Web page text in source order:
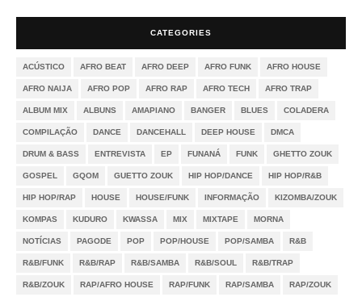
CATEGORIES
ACÚSTICO AFRO BEAT AFRO DEEP AFRO FUNK AFRO HOUSE
AFRO NAIJA AFRO POP AFRO RAP AFRO TECH AFRO TRAP
ALBUM MIX ALBUNS AMAPIANO BANGER BLUES COLADERA
COMPILAÇÃO DANCE DANCEHALL DEEP HOUSE DMCA
DRUM & BASS ENTREVISTA EP FUNANÁ FUNK GHETTO ZOUK
GOSPEL GQOM GUETTO ZOUK HIP HOP/DANCE HIP HOP/R&B
HIP HOP/RAP HOUSE HOUSE/FUNK INFORMAÇÃO KIZOMBA/ZOUK
KOMPAS KUDURO KWASSA MIX MIXTAPE MORNA
NOTÍCIAS PAGODE POP POP/HOUSE POP/SAMBA R&B
R&B/FUNK R&B/RAP R&B/SAMBA R&B/SOUL R&B/TRAP
R&B/ZOUK RAP/AFRO HOUSE RAP/FUNK RAP/SAMBA RAP/ZOUK